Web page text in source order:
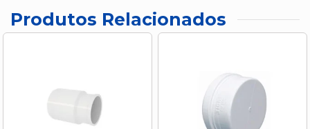
Produtos Relacionados